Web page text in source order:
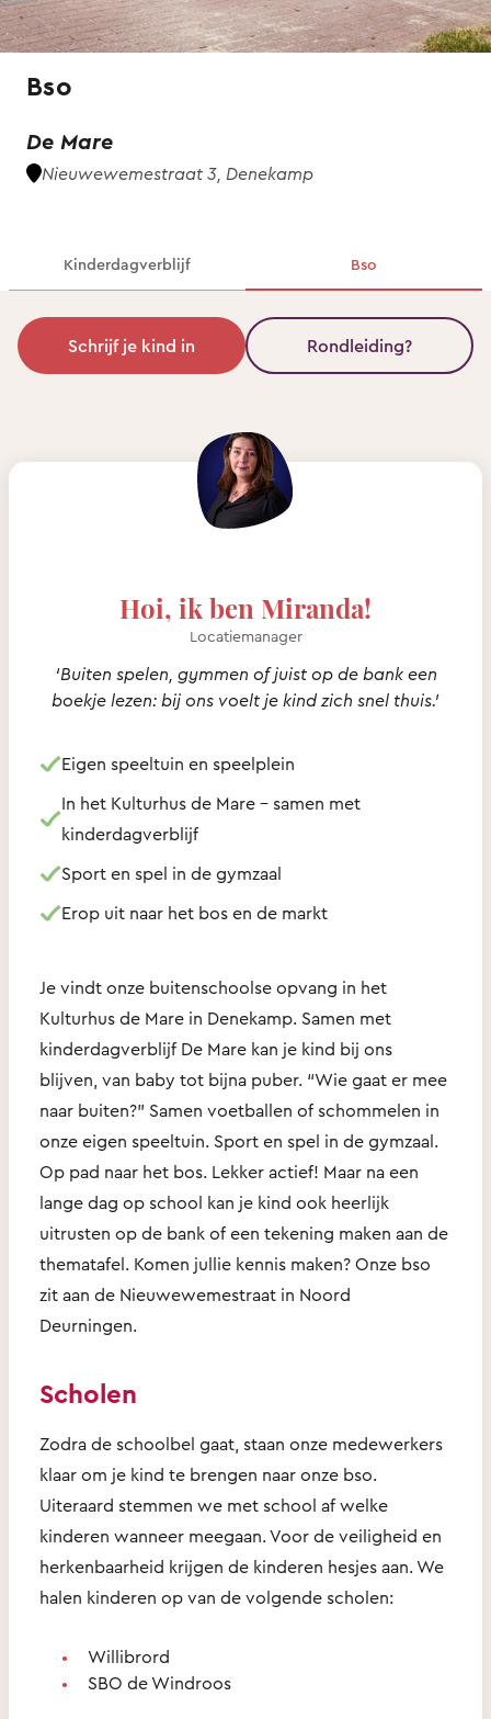
Bso
De Mare
Nieuwewemestraat 3, Denekamp
Kinderdagverblijf Bso
Schrijf je kind in Rondleiding?
Hoi, ik ben Miranda!
Locatiemanager
‘Buiten spelen, gymmen of juist op de bank een
boekje lezen: bij ons voelt je kind zich snel thuis.’
Eigen speeltuin en speelplein
In het Kulturhus de Mare – samen met
kinderdagverblijf
Sport en spel in de gymzaal
Erop uit naar het bos en de markt
Je vindt onze buitenschoolse opvang in het
Kulturhus de Mare in Denekamp. Samen met
kinderdagverblijf De Mare kan je kind bij ons
blijven, van baby tot bijna puber. “Wie gaat er mee
naar buiten?” Samen voetballen of schommelen in
onze eigen speeltuin. Sport en spel in de gymzaal.
Op pad naar het bos. Lekker actief! Maar na een
lange dag op school kan je kind ook heerlijk
uitrusten op de bank of een tekening maken aan de
thematafel. Komen jullie kennis maken? Onze bso
zit aan de Nieuwewemestraat in Noord
Deurningen.
Scholen
Zodra de schoolbel gaat, staan onze medewerkers
klaar om je kind te brengen naar onze bso.
Uiteraard stemmen we met school af welke
kinderen wanneer meegaan. Voor de veiligheid en
herkenbaarheid krijgen de kinderen hesjes aan. We
halen kinderen op van de volgende scholen:
Willibrord
SBO de Windroos